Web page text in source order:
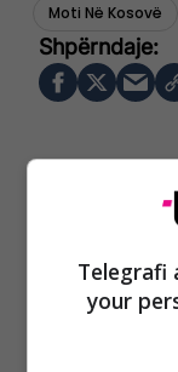
Moti Në Kosovë
Telegrafi
your